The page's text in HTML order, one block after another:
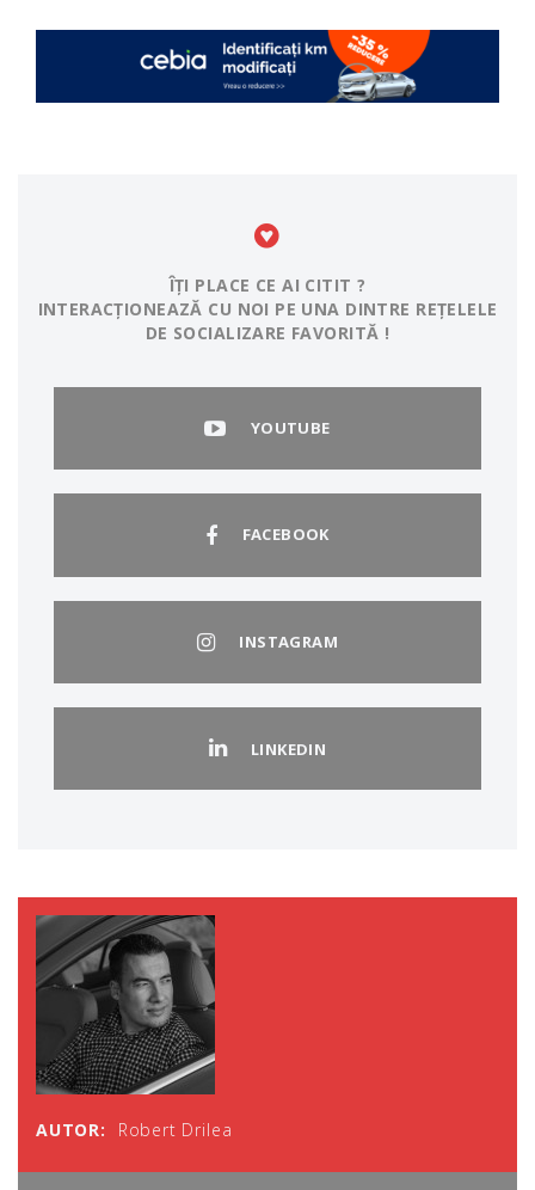
ÎȚI PLACE CE AI CITIT ?
INTERACȚIONEAZĂ CU NOI PE UNA DINTRE REȚELELE
DE SOCIALIZARE FAVORITĂ !
YOUTUBE
FACEBOOK
INSTAGRAM
LINKEDIN
AUTOR: Robert Drilea